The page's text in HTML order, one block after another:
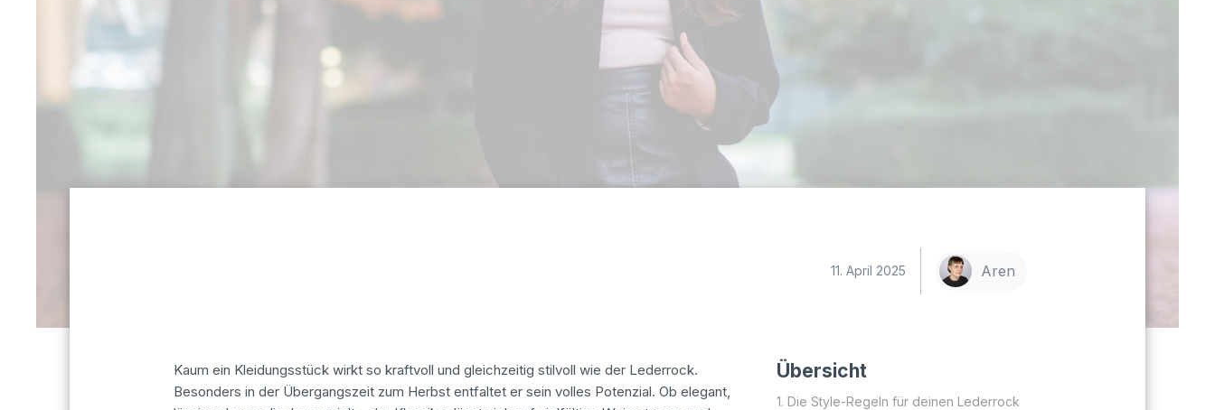
11. April 2025 Aren
Übersicht
Die Style-Regeln für deinen Lederrock
Kaum ein Kleidungsstück wirkt so kraftvoll und gleichzeitig stilvoll wie der Lederrock.
Besonders in der Übergangszeit zum Herbst entfaltet er sein volles Potenzial. Ob elegant,